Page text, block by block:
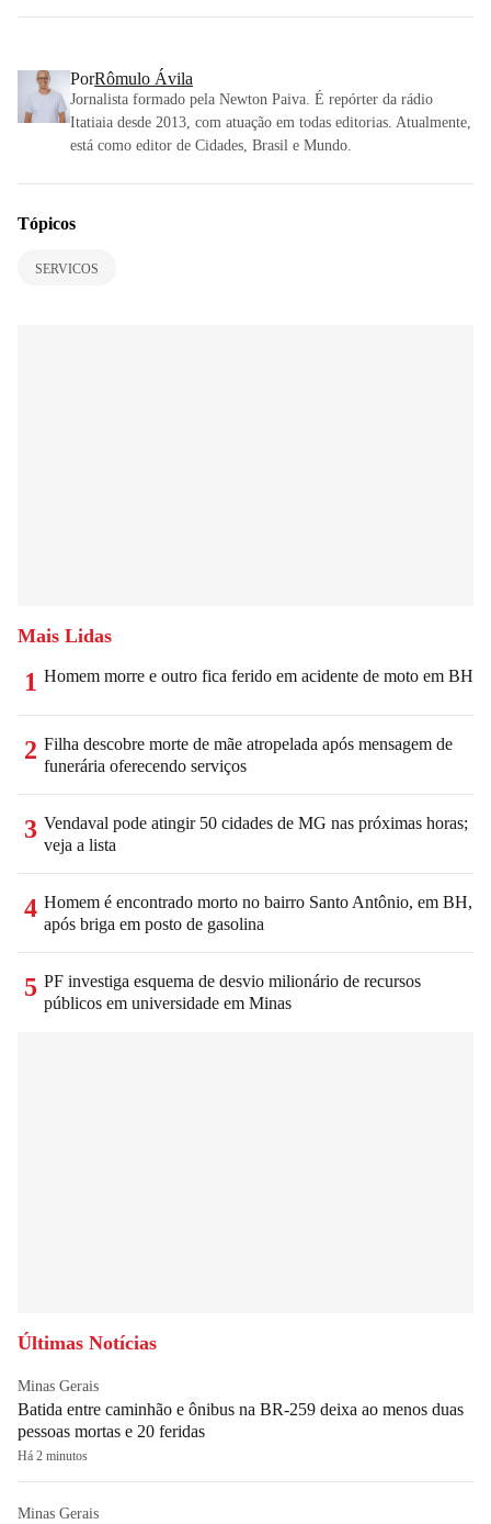
PorRômulo Ávila
Jornalista formado pela Newton Paiva. É repórter da rádio
Itatiaia desde 2013, com atuação em todas editorias. Atualmente,
está como editor de Cidades, Brasil e Mundo.
Tópicos
SERVICOS
Mais Lidas
1 Homem morre e outro fica ferido em acidente de moto em BH
2 Filha descobre morte de mãe atropelada após mensagem de
funerária oferecendo serviços
3 Vendaval pode atingir 50 cidades de MG nas próximas horas;
veja a lista
4 Homem é encontrado morto no bairro Santo Antônio, em BH,
após briga em posto de gasolina
5 PF investiga esquema de desvio milionário de recursos
públicos em universidade em Minas
Últimas Notícias
Minas Gerais
Batida entre caminhão e ônibus na BR-259 deixa ao menos duas
pessoas mortas e 20 feridas
Há 2 minutos
Minas Gerais